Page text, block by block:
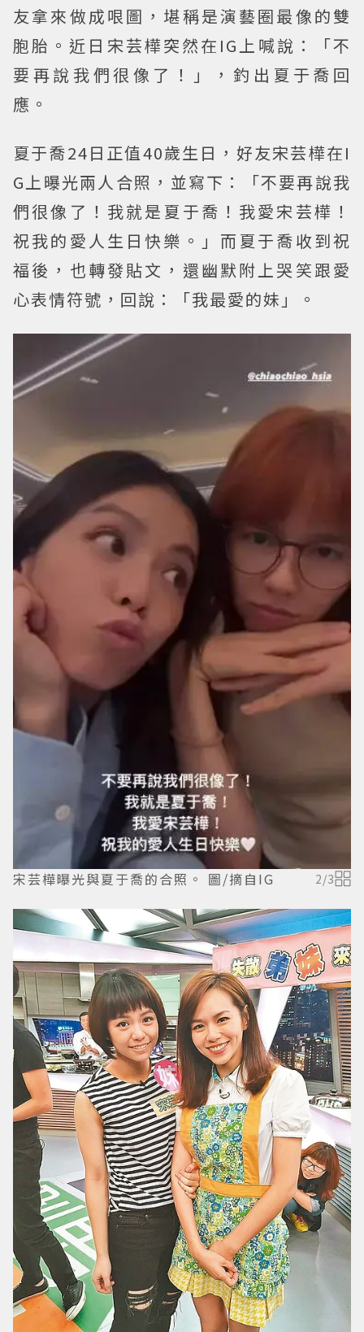
友拿來做成哏圖，堪稱是演藝圈最像的雙
胞胎。近日宋芸樺突然在IG上喊說：「不
要再說我們很像了！」，釣出夏于喬回
應。
夏于喬24日正值40歲生日，好友宋芸樺在I
G上曝光兩人合照，並寫下：「不要再說我
們很像了！我就是夏于喬！我愛宋芸樺！
祝我的愛人生日快樂。」而夏于喬收到祝
福後，也轉發貼文，還幽默附上哭笑跟愛
心表情符號，回說：「我最愛的妹」。
宋芸樺曝光與夏于喬的合照。 圖/摘自IG 2/3